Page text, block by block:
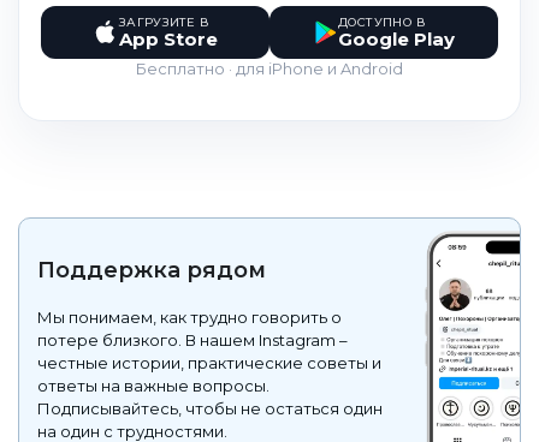
ЗАГРУЗИТЕ В
App Store
ДОСТУПНО В
Google Play
Бесплатно · для iPhone и Android
Поддержка рядом
Мы понимаем, как трудно говорить о
потере близкого. В нашем Instagram –
честные истории, практические советы и
ответы на важные вопросы.
Подписывайтесь, чтобы не остаться один
на один с трудностями.